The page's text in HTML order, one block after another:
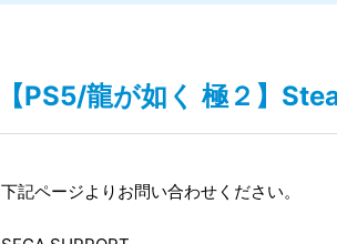
【PS5/龍が如く 極２】
下記ページよりお問い合わせください。